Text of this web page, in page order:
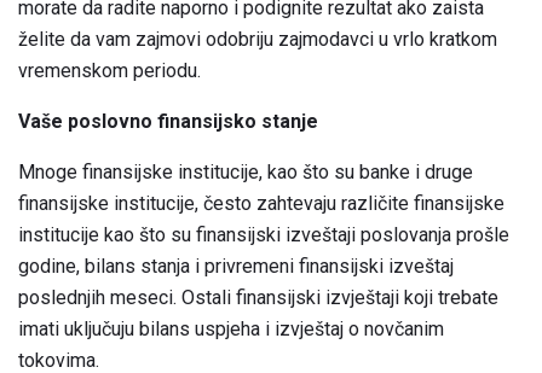
morate da radite naporno i podignite rezultat ako zaista
želite da vam zajmovi odobriju zajmodavci u vrlo kratkom
vremenskom periodu.
Vaše poslovno finansijsko stanje
Mnoge finansijske institucije, kao što su banke i druge
finansijske institucije, često zahtevaju različite finansijske
institucije kao što su finansijski izveštaji poslovanja prošle
godine, bilans stanja i privremeni finansijski izveštaj
poslednjih meseci. Ostali finansijski izvještaji koji trebate
imati uključuju bilans uspjeha i izvještaj o novčanim
tokovima.